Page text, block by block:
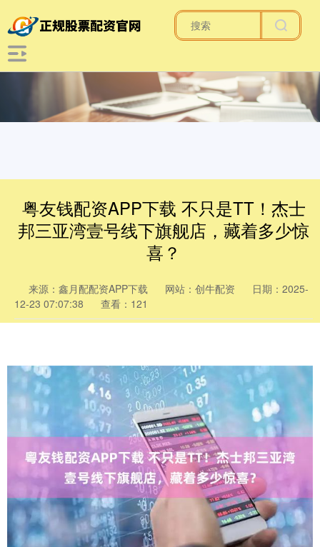
粤友钱配资APP下载 不只是TT！杰士
邦三亚湾壹号线下旗舰店，藏着多少惊
喜？
来源：鑫月配配资APP下载 网站：创牛配资
日期：2025-
12-23 07:07:38
查看：121